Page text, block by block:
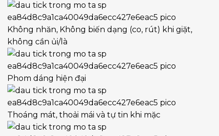
Không nhăn, Không biến dạng (co, rút) khi giặt,
không cần ủi/là
Phom dáng hiện đại
Thoáng mát, thoải mái và tự tin khi mặc